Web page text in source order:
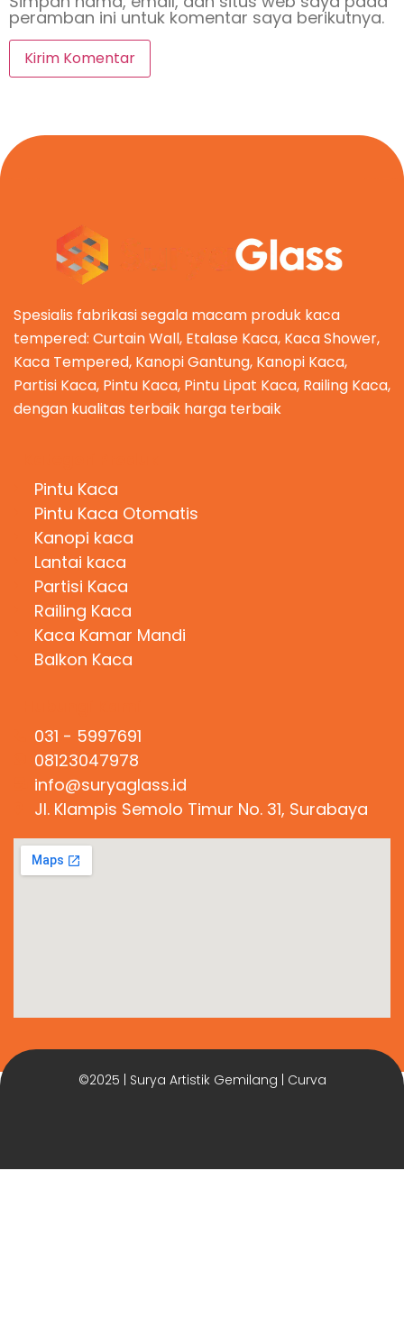
peramban ini untuk komentar saya berikutnya.
Spesialis fabrikasi segala macam produk kaca
tempered: Curtain Wall, Etalase Kaca, Kaca Shower,
Kaca Tempered, Kanopi Gantung, Kanopi Kaca,
Partisi Kaca, Pintu Kaca, Pintu Lipat Kaca, Railing Kaca,
dengan kualitas terbaik harga terbaik
Pintu Kaca
Pintu Kaca Otomatis
Kanopi kaca
Lantai kaca
Partisi Kaca
Railing Kaca
Kaca Kamar Mandi
Balkon Kaca
031 - 5997691
08123047978
info@suryaglass.id
Jl. Klampis Semolo Timur No. 31, Surabaya
©2025 | Surya Artistik Gemilang | Curva